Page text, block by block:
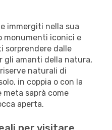
immergiti nella sua
monumenti iconici e
sorprendere dalle
gli amanti della natura,
naturali di
in coppia o con la
saprà come
aperta.